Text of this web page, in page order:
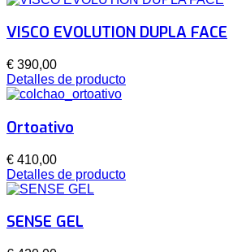
VISCO EVOLUTION DUPLA FACE
€ 390,00
Detalles de producto
Ortoativo
€ 410,00
Detalles de producto
SENSE GEL